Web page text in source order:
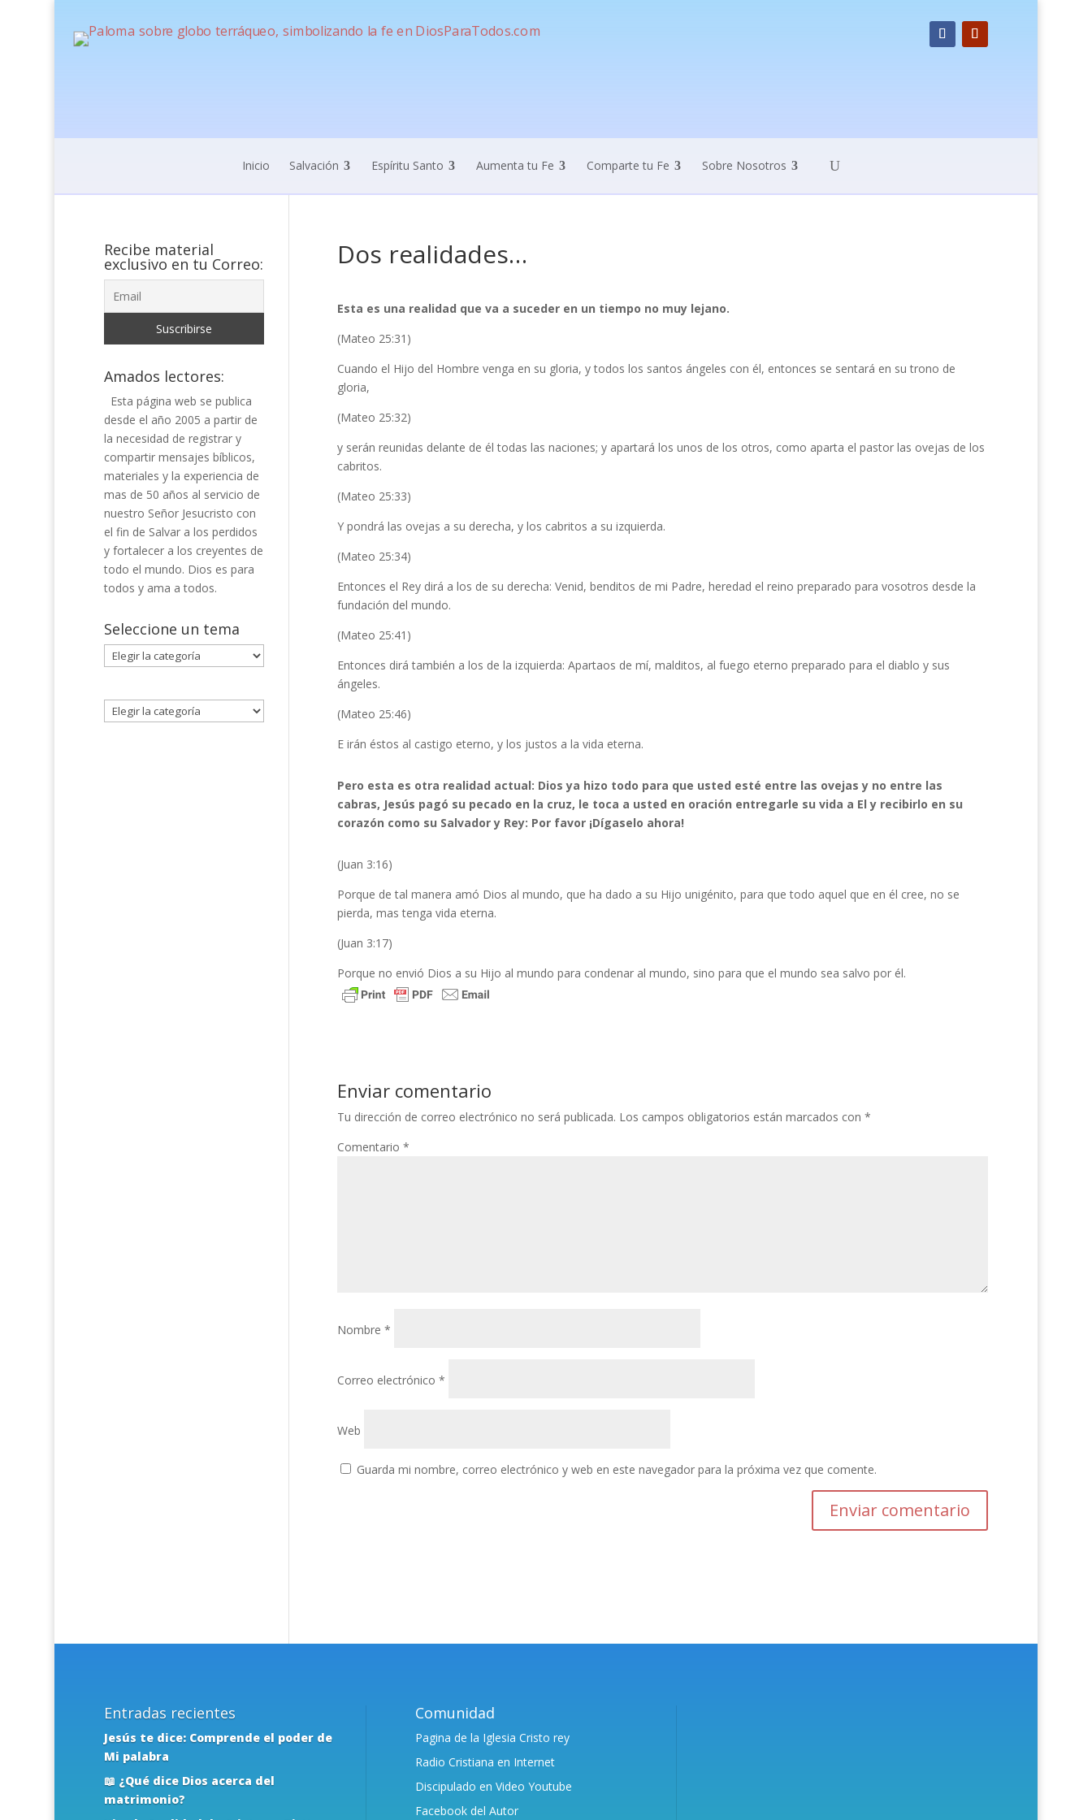
Inicio Salvación Espíritu Santo Aumenta tu Fe Comparte tu Fe Sobre Nosotros
Dos realidades…
Esta es una realidad que va a suceder en un tiempo no muy lejano.
(Mateo 25:31)
Cuando el Hijo del Hombre venga en su gloria, y todos los santos ángeles con él, entonces se sentará en su trono de
gloria,
(Mateo 25:32)
y serán reunidas delante de él todas las naciones; y apartará los unos de los otros, como aparta el pastor las ovejas de los
cabritos.
(Mateo 25:33)
Y pondrá las ovejas a su derecha, y los cabritos a su izquierda.
(Mateo 25:34)
Entonces el Rey dirá a los de su derecha: Venid, benditos de mi Padre, heredad el reino preparado para vosotros desde la
fundación del mundo.
(Mateo 25:41)
Entonces dirá también a los de la izquierda: Apartaos de mí, malditos, al fuego eterno preparado para el diablo y sus
ángeles.
(Mateo 25:46)
E irán éstos al castigo eterno, y los justos a la vida eterna.
Pero esta es otra realidad actual: Dios ya hizo todo para que usted esté entre las ovejas y no entre las
cabras, Jesús pagó su pecado en la cruz, le toca a usted en oración entregarle su vida a El y recibirlo en su
corazón como su Salvador y Rey: Por favor ¡Dígaselo ahora!
(Juan 3:16)
Porque de tal manera amó Dios al mundo, que ha dado a su Hijo unigénito, para que todo aquel que en él cree, no se
pierda, mas tenga vida eterna.
(Juan 3:17)
Porque no envió Dios a su Hijo al mundo para condenar al mundo, sino para que el mundo sea salvo por él.
Enviar comentario
Tu dirección de correo electrónico no será publicada. Los campos obligatorios están marcados con *
Comentario *
Nombre *
Correo electrónico *
Web
Guarda mi nombre, correo electrónico y web en este navegador para la próxima vez que comente.
Recibe material
exclusivo en tu Correo:
Amados lectores:
Esta página web se publica
desde el año 2005 a partir de
la necesidad de registrar y
compartir mensajes bíblicos,
materiales y la experiencia de
mas de 50 años al servicio de
nuestro Señor Jesucristo con
el fin de Salvar a los perdidos
y fortalecer a los creyentes de
todo el mundo. Dios es para
todos y ama a todos.
Seleccione un tema
Seleccione
un
Entradas recientes
Jesús te dice: Comprende el poder de
Mi palabra
📖 ¿Qué dice Dios acerca del
matrimonio?
Comunidad
Pagina de la Iglesia Cristo rey
Radio Cristiana en Internet
Discipulado en Video Youtube
Facebook del Autor